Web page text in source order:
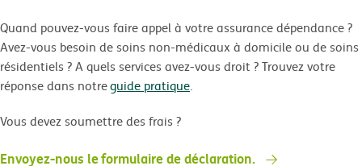
Quand pouvez-vous faire appel à votre assurance dépendance ?
Avez-vous besoin de soins non-médicaux à domicile ou de soins
résidentiels ? A quels services avez-vous droit ? Trouvez votre
réponse dans notreguide pratique.
Vous devez soumettre des frais ?
Envoyez-nous le formulaire de déclaration.